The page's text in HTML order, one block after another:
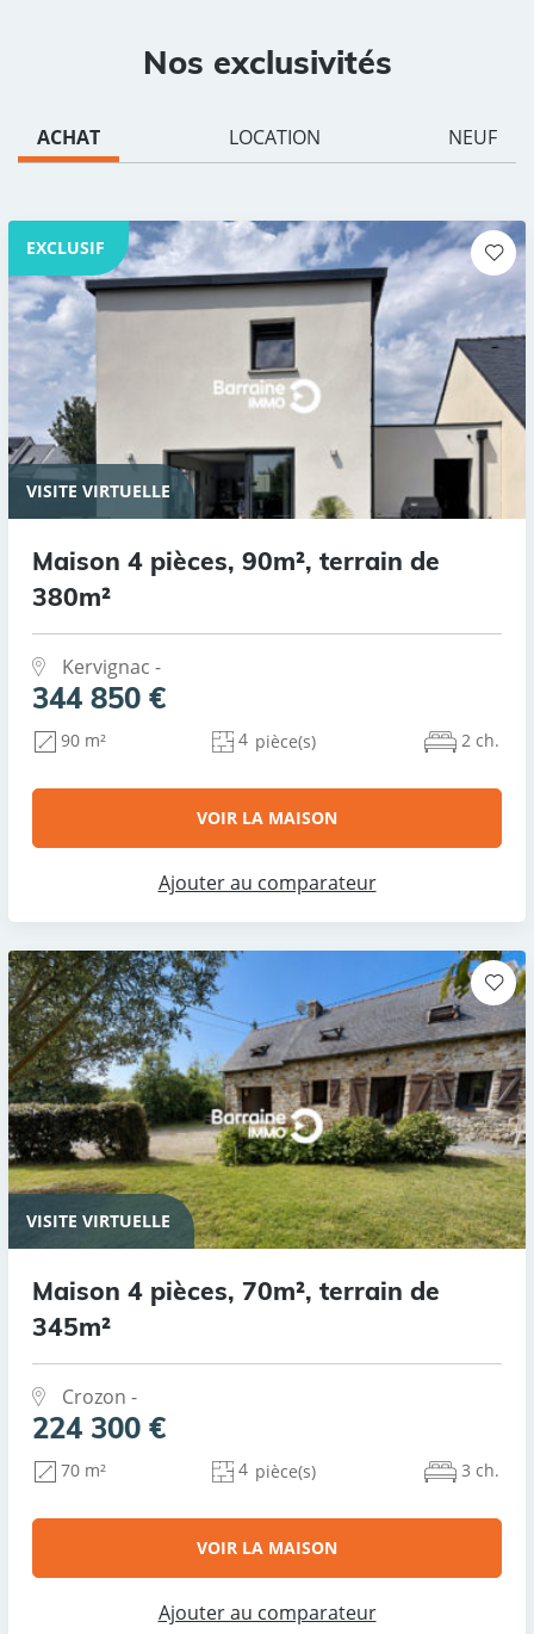
Nos exclusivités
ACHAT LOCATION NEUF
EXCLUSIF
VISITE VIRTUELLE
Maison 4 pièces, 90m², terrain de
380m²
Kervignac -
344 850 €
90 m² 4 pièce(s) 2 ch.
VOIR LA MAISON
Ajouter au comparateur
VISITE VIRTUELLE
Maison 4 pièces, 70m², terrain de
345m²
Crozon -
224 300 €
70 m² 4 pièce(s) 3 ch.
VOIR LA MAISON
Ajouter au comparateur